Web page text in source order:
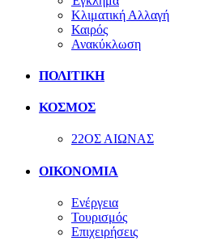
Κλιματική Αλλαγή
Καιρός
Ανακύκλωση
ΠΟΛΙΤΙΚΗ
ΚΟΣΜΟΣ
22ΟΣ ΑΙΩΝΑΣ
ΟΙΚΟΝΟΜΙΑ
Ενέργεια
Τουρισμός
Επιχειρήσεις